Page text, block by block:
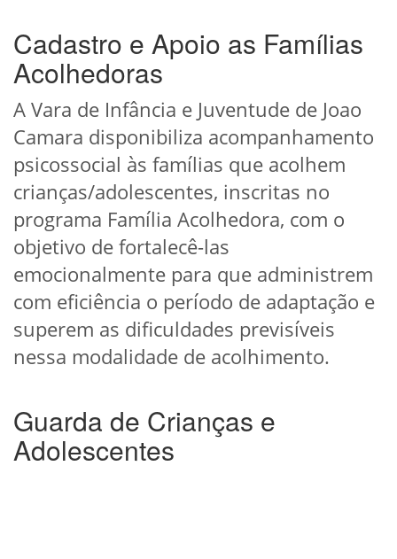
Cadastro e Apoio as Famílias
Acolhedoras
A Vara de Infância e Juventude de Joao
Camara disponibiliza acompanhamento
psicossocial às famílias que acolhem
crianças/adolescentes, inscritas no
programa Família Acolhedora, com o
objetivo de fortalecê-las
emocionalmente para que administrem
com eficiência o período de adaptação e
superem as dificuldades previsíveis
nessa modalidade de acolhimento.
Guarda de Crianças e
Adolescentes